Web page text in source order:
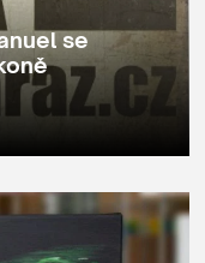
se